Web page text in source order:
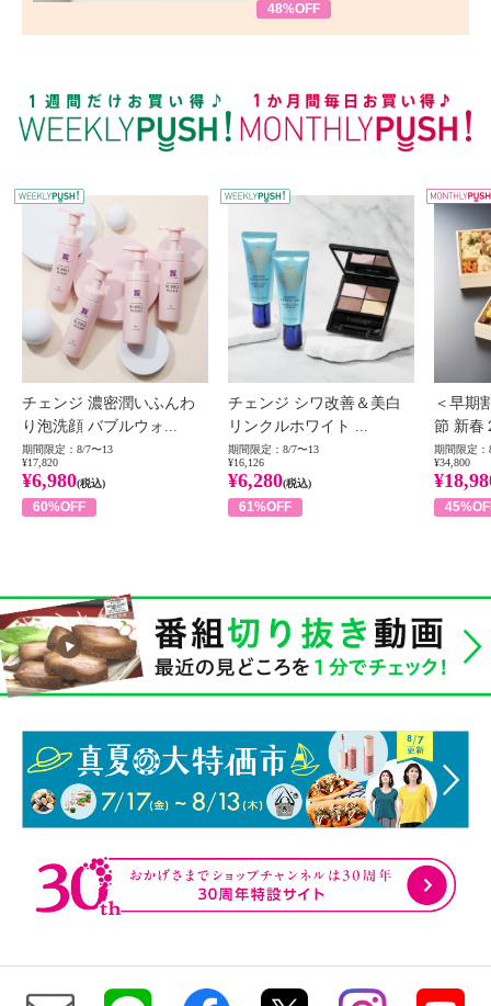
48%OFF
WEEKLY PUSH
チェンジ 濃密潤いふんわ
り泡洗顔 バブルウォ...
期間限定：8/7〜13
¥17,820
¥6,980(税込)
60%OFF
チェンジ シワ改善＆美白
リンクルホワイト ...
期間限定：8/7〜13
¥16,126
¥6,280(税込)
61%OFF
＜早期
節 新春
期間限定：
¥34,800